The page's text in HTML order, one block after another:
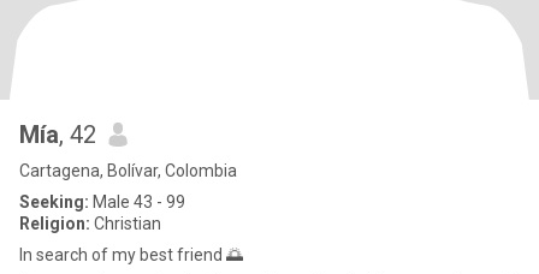
Mía, 42
Cartagena, Bolívar, Colombia
Seeking: Male 43 - 99
Religion: Christian
In search of my best friend 🌅